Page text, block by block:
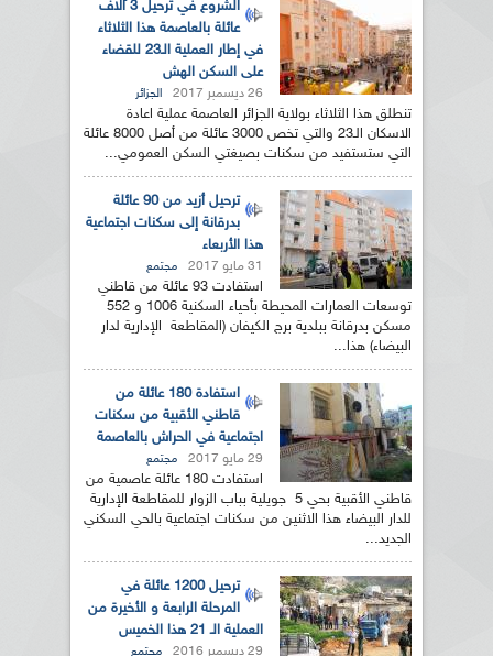
الشروع في ترحيل 3 آلاف
عائلة بالعاصمة هذا الثلاثاء
في إطار العملية الـ23 للقضاء
على السكن الهش
26 ديسمبر 2017 الجزائر
تنطلق هذا الثلاثاء بولاية الجزائر العاصمة عملية اعادة
الاسكان الـ23 والتي تخص 3000 عائلة من أصل 8000 عائلة
التي ستستفيد من سكنات بصيغتي السكن العمومي...
ترحيل أزيد من 90 عائلة
بدرقانة إلى سكنات اجتماعية
هذا الأربعاء
31 مايو 2017 مجتمع
استفادت 93 عائلة من قاطني
توسعات العمارات المحيطة بأحياء السكنية 1006 و 552
مسكن بدرقانة ببلدية برج الكيفان (المقاطعة الإدارية لدار
البيضاء) هذا...
استفادة 180 عائلة من
قاطني الأقبية من سكنات
اجتماعية في الحراش بالعاصمة
29 مايو 2017 مجتمع
استفادت 180 عائلة عاصمية من
قاطني الأقبية بحي 5 جويلية بباب الزوار للمقاطعة الإدارية
للدار البيضاء هذا الاثنين من سكنات اجتماعية بالحي السكني
الجديد...
ترحيل 1200 عائلة في
المرحلة الرابعة و الأخيرة من
العملية الـ 21 هذا الخميس
29 ديسمبر 2016 مجتمع